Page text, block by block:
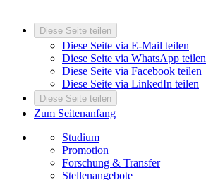
Diese Seite teilen
Diese Seite via E-Mail teilen
Diese Seite via WhatsApp teilen
Diese Seite via Facebook teilen
Diese Seite via LinkedIn teilen
Diese Seite teilen
Zum Seitenanfang
Studium
Promotion
Forschung & Transfer
Stellenangebote